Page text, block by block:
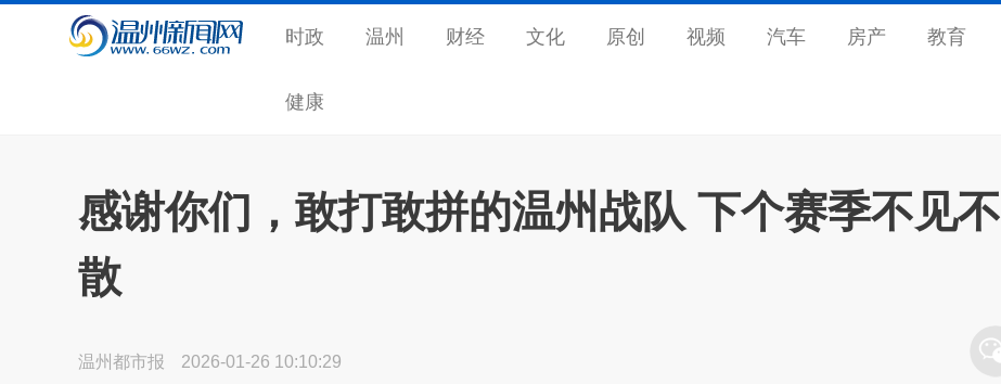
时政 温州 财经 文化 原创 视频 汽车 房产 教育
健康
感谢你们，敢打敢拼的温州战队 下个赛季不见不
散
温州都市报 2026-01-26 10:10:29